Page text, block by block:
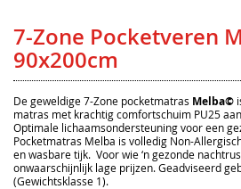
begin
van
de
7-Zone Pocketveren
90x200cm
De geweldige 7-Zone pocketmatras Melba©
matras met krachtig comfortschuim PU25
Optimale lichaamsondersteuning voor een
Pocketmatras Melba is volledig Non-
en wasbare tijk. Voor wie ‘n gezonde
onwaarschijnlijk lage prijzen. Geadviseerd
(Gewichtsklasse 1).